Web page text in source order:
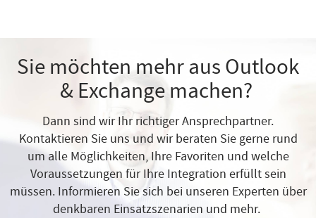
Sie möchten mehr aus Outlook
& Exchange machen?
Dann sind wir Ihr richtiger Ansprechpartner.
Kontaktieren Sie uns und wir beraten Sie gerne rund
um alle Möglichkeiten, Ihre Favoriten und welche
Voraussetzungen für Ihre Integration erfüllt sein
müssen. Informieren Sie sich bei unseren Experten über
denkbaren Einsatzszenarien und mehr.